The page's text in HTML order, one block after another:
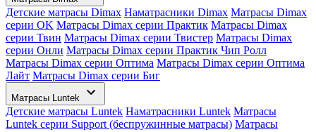
Детские матрасы Dimax Наматрасники Dimax Матрасы Dimax
серии OK Матрасы Dimax серии Практик Матрасы Dimax
серии Твин Матрасы Dimax серии Твистер Матрасы Dimax
серии Онли Матрасы Dimax серии Практик Чип Ролл
Матрасы Dimax серии Оптима Матрасы Dimax серии Оптима
Лайт Матрасы Dimax серии Биг
Матрасы Luntek
Детские матрасы Luntek Наматрасники Luntek Матрасы
Luntek серии Support (беспружинные матрасы) Матрасы